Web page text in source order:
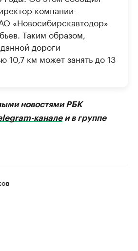
компании-
«Новосибирскавтодор»
Таким образом,
дороги
10,7 км может занять до 13
новостями РБК
каналеи в группе